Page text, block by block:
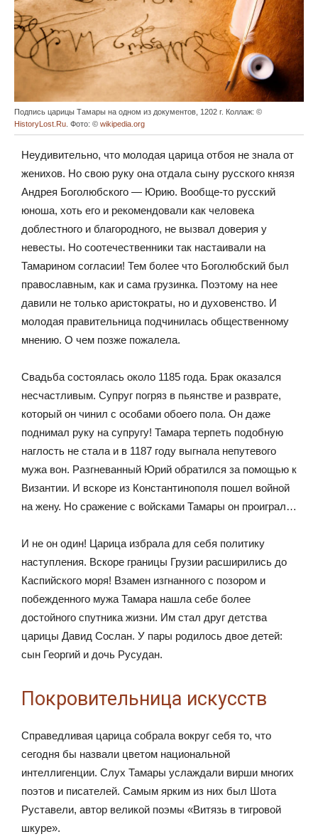
Подпись царицы Тамары на одном из документов, 1202 г. Коллаж: ©
HistoryLost.Ru . Фото: © wikipedia.org
Неудивительно, что молодая царица отбоя не знала от
женихов. Но свою руку она отдала сыну русского князя
Андрея Боголюбского — Юрию. Вообще-то русский
юноша, хоть его и рекомендовали как человека
доблестного и благородного, не вызвал доверия у
невесты. Но соотечественники так настаивали на
Тамарином согласии! Тем более что Боголюбский был
православным, как и сама грузинка. Поэтому на нее
давили не только аристократы, но и духовенство. И
молодая правительница подчинилась общественному
мнению. О чем позже пожалела.
Свадьба состоялась около 1185 года. Брак оказался
несчастливым. Супруг погряз в пьянстве и разврате,
который он чинил с особами обоего пола. Он даже
поднимал руку на супругу! Тамара терпеть подобную
наглость не стала и в 1187 году выгнала непутевого
мужа вон. Разгневанный Юрий обратился за помощью к
Византии. И вскоре из Константинополя пошел войной
на жену. Но сражение с войсками Тамары он проиграл…
И не он один! Царица избрала для себя политику
наступления. Вскоре границы Грузии расширились до
Каспийского моря! Взамен изгнанного с позором и
побежденного мужа Тамара нашла себе более
достойного спутника жизни. Им стал друг детства
царицы Давид Сослан. У пары родилось двое детей:
сын Георгий и дочь Русудан.
Покровительница искусств
Справедливая царица собрала вокруг себя то, что
сегодня бы назвали цветом национальной
интеллигенции. Слух Тамары услаждали вирши многих
поэтов и писателей. Самым ярким из них был Шота
Руставели, автор великой поэмы «Витязь в тигровой
шкуре».